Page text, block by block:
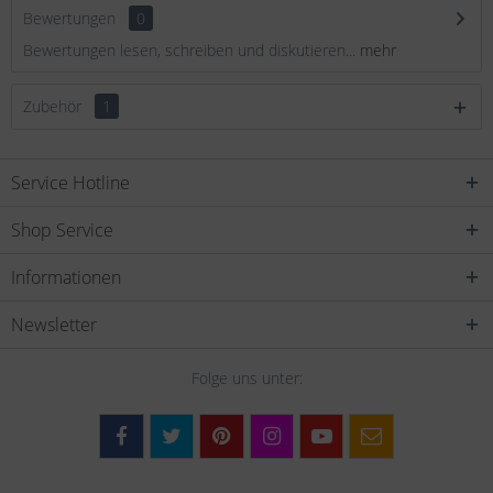
Bewertungen
0
Bewertungen lesen, schreiben und diskutieren... mehr
Zubehör 1
Service Hotline
Shop Service
Informationen
Newsletter
Folge uns unter: